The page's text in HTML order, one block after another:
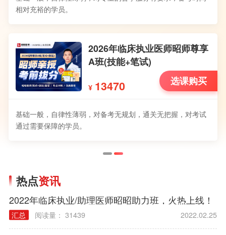
相对充裕的学员。
2026年临床执业医师昭师尊享
A班(技能+笔试)
¥ 13470 选课购买
基础一般，自律性薄弱，对备考无规划，通关无把握，对考试
通过需要保障的学员。
热点资讯
2022年临床执业/助理医师昭昭助力班，火热上线！
汇总 阅读量： 31439 2022.02.25